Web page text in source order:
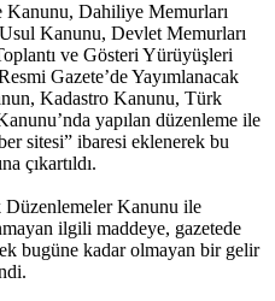
Dahiliye Memurları
Kanunu, Devlet Memurları
ve Gösteri Yürüyüşleri
Gazete’de Yayımlanacak
Kadastro Kanunu, Türk
yapılan düzenleme ile
sitesi” ibaresi eklenerek bu
çıkartıldı.
Kanunu ile
ilgili maddeye, gazetede
bugüne kadar olmayan bir gelir